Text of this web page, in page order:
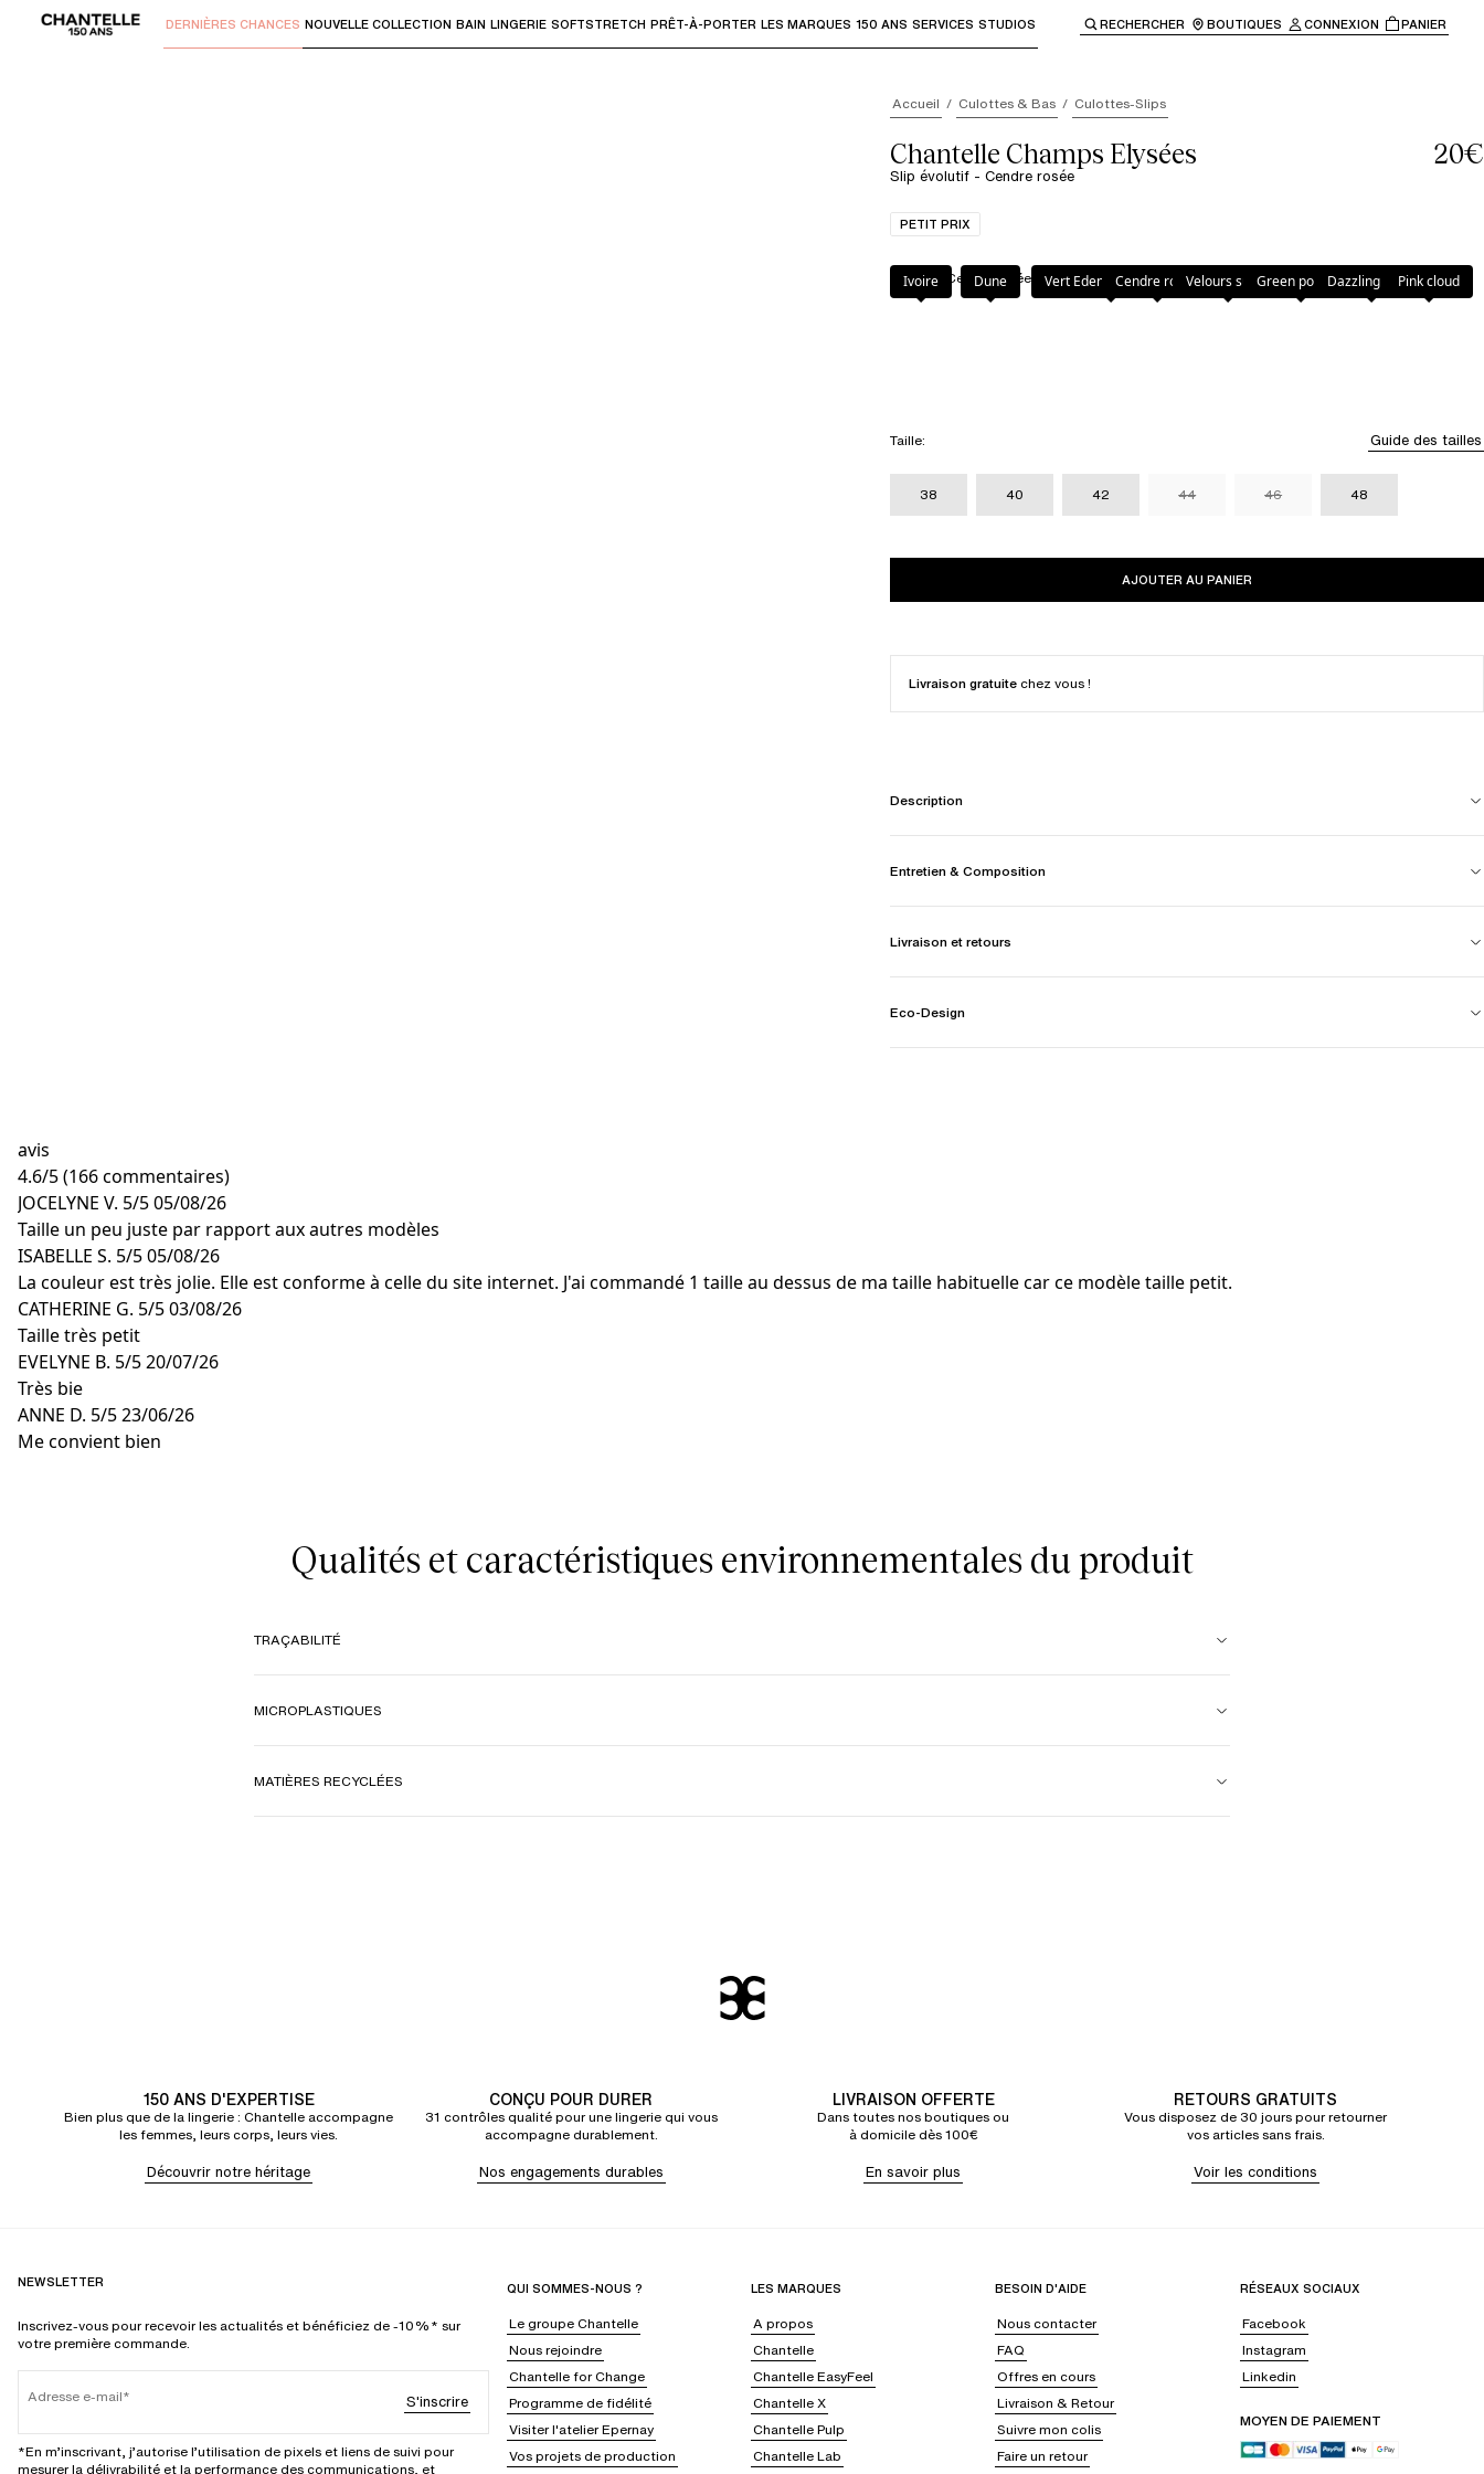
Utilisez "Flèche bas" ou "Entrer" pour accéder aux sous-menus et "Flèche haut" ou "Échap" pour revenir à la navigation principale.
DERNIÈRES CHANCES NOUVELLE COLLECTION BAIN LINGERIE SOFTSTRETCH PRÊT-À-PORTER LES MARQUES 150 ANS SERVICES STUDIOS RECHERCHER BOUTIQUES CONNEXION PANIER
Accueil Culottes & Bas Culottes-Slips
Chantelle Champs Elysées
Slip évolutif - Cendre rosée
20€
PETIT PRIX
Couleur Cendre rosée
Ivoire Dune Vert Eden Multicolore
Cendre roséeVelours sucréGreen powderDazzling blackPink cloud
Taille: Guide des tailles
38 40 42 44 46 48
AJOUTER AU PANIER
Livraison gratuite chez vous !
Description
Entretien & Composition
Livraison et retours
Eco-Design
avis
4.6/5(166 commentaires)
JOCELYNE V. 5/505/08/26
Taille un peu juste par rapport aux autres modèles
ISABELLE S. 5/505/08/26
La couleur est très jolie. Elle est conforme à celle du site internet. J'ai commandé 1 taille au dessus de ma taille habituelle car ce modèle taille petit.
CATHERINE G. 5/503/08/26
Taille très petit
EVELYNE B. 5/520/07/26
Très bie
ANNE D. 5/523/06/26
Me convient bien
Qualités et caractéristiques environnementales du produit
TRAÇABILITÉ
MICROPLASTIQUES
MATIÈRES RECYCLÉES
150 ANS D'EXPERTISE
Bien plus que de la lingerie : Chantelle accompagne
les femmes, leurs corps, leurs vies.
Découvrir notre héritage
CONÇU POUR DURER
31 contrôles qualité pour une lingerie qui vous
accompagne durablement.
Nos engagements durables
LIVRAISON OFFERTE
Dans toutes nos boutiques ou
à domicile dès 100€
En savoir plus
RETOURS GRATUITS
Vous disposez de 30 jours pour retourner
vos articles sans frais.
Voir les conditions
NEWSLETTER
Inscrivez-vous pour recevoir les actualités et bénéficiez de -10%* sur
votre première commande.
Adresse e-mail S'inscrire
*En m’inscrivant, j’autorise l’utilisation de pixels et liens de suivi pour
mesurer la délivrabilité et la performance des communications, et
QUI SOMMES-NOUS ?
Le groupe Chantelle
Nous rejoindre
Chantelle for Change
Programme de fidélité
Visiter l'atelier Epernay
Vos projets de production
LES MARQUES
A propos
Chantelle
Chantelle EasyFeel
Chantelle X
Chantelle Pulp
Chantelle Lab
BESOIN D'AIDE
Nous contacter
FAQ
Offres en cours
Livraison & Retour
Suivre mon colis
Faire un retour
RÉSEAUX SOCIAUX
Facebook
Instagram
Linkedin
MOYEN DE PAIEMENT